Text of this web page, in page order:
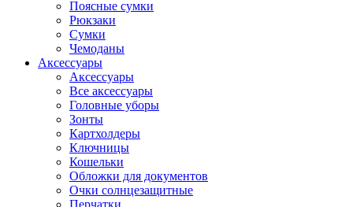
Поясные сумки
Рюкзаки
Сумки
Чемоданы
Аксессуары
Аксессуары
Все аксессуары
Головные уборы
Зонты
Картхолдеры
Ключницы
Кошельки
Обложки для документов
Очки солнцезащитные